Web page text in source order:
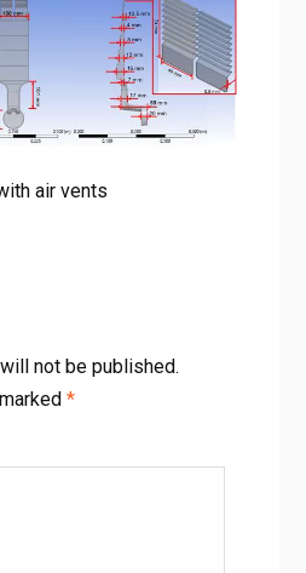
소의 새로운 해법
piece with air vents
air vents
not be published.
*